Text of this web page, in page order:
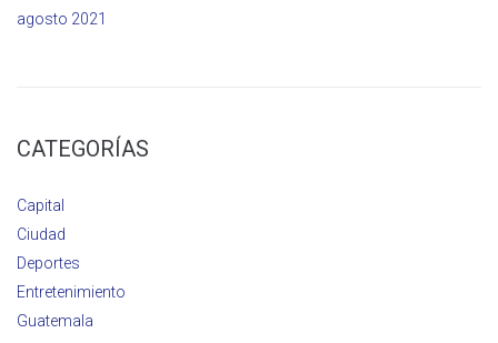
agosto 2021
CATEGORÍAS
Capital
Ciudad
Deportes
Entretenimiento
Guatemala